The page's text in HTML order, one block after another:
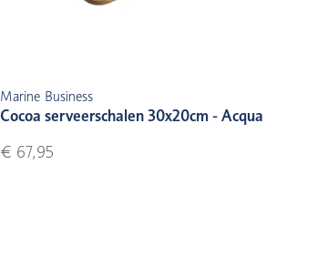
Marine Business
Cocoa serveerschalen 30x20cm - Acqua
€ 67,95